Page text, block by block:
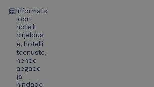
Informats
ioon
hotelli
kirjeldus
e, hotelli
teenuste,
nende
aegade
ja
hindade